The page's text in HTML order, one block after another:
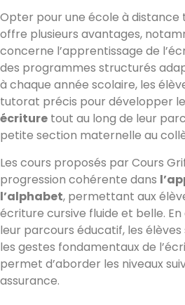
Opter pour une école à distance
offre plusieurs avantages,
concerne l’apprentissage de
des programmes structurés
à chaque année scolaire, les
tutorat précis pour développer
écriture tout au long de leur
petite section maternelle au
Les cours proposés par Cours
progression cohérente dans
l’alphabet, permettant aux
écriture cursive fluide et belle.
leur parcours éducatif, les
les gestes fondamentaux de
permet d’aborder les niveaux
assurance.